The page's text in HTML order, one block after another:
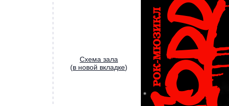
Cхема зала
(в новой вкладке)